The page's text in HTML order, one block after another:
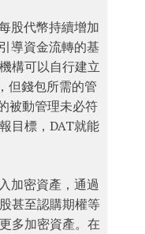
股代幣持續增加
導資金流轉的基
構可以自行建立
但錢包所需的管
被動管理未必符
目標，DAT就能
加密資產，通過
甚至認購期權等
多加密資產。在